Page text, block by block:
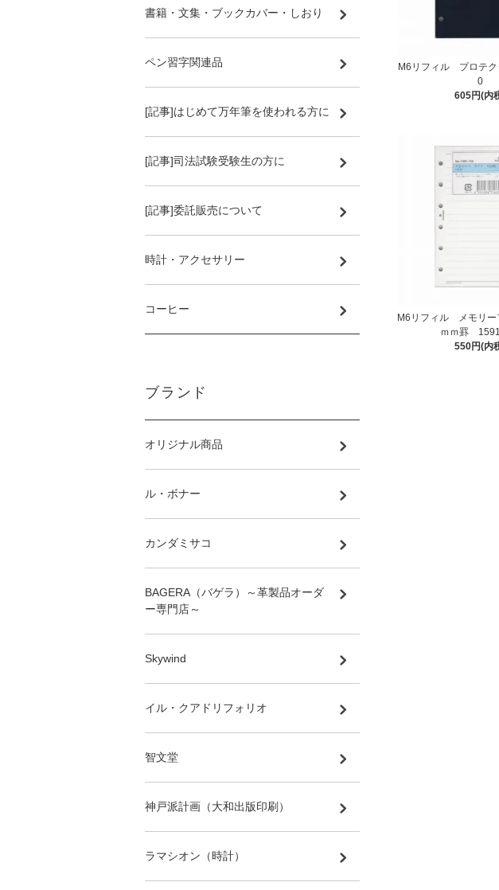
M6リフィル プロテ
0
605円(内
M6リフィル メモリ
ｍｍ罫
550円(内
書籍・文集・ブックカバー・しおり
ペン習字関連品
[記事]はじめて万年筆を使われる方に
[記事]司法試験受験生の方に
[記事]委託販売について
時計・アクセサリー
コーヒー
ブランド
オリジナル商品
ル・ボナー
カンダミサコ
BAGERA（バゲラ）～革製品オーダ
ー専門店～
Skywind
イル・クアドリフォリオ
智文堂
神戸派計画（大和出版印刷）
ラマシオン（時計）